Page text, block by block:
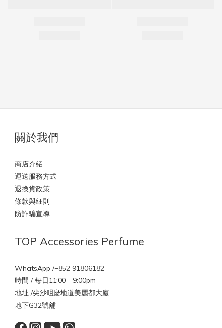
關於我們
商店介紹
運送服務方式
退換貨政策
條款與細則
防詐騙宣導
TOP Accessories Perfume
WhatsApp /+852 91806182
時間 / 每日11:00 - 9:00pm
地址 /尖沙咀麼地道美麗都大廈
地下G32號舖